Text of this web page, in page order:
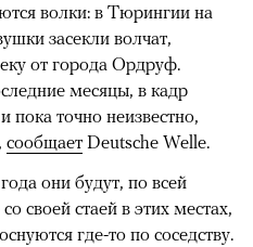
волки: в Тюрингии на
засекли волчат,
от города Ордруф.
месяцы, в кадр
пока точно неизвестно,
сообщает Deutsche Welle.
они будут, по всей
своей стаей в этих местах,
где-то по соседству.